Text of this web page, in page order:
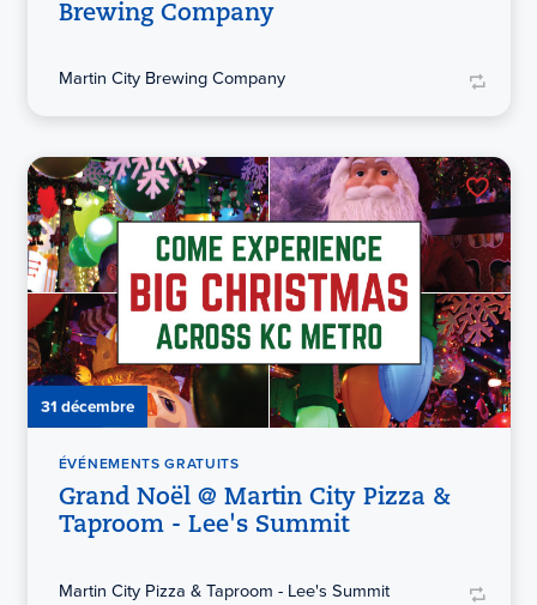
Brewing Company
Martin City Brewing Company
31 décembre
ÉVÉNEMENTS GRATUITS
Grand Noël @ Martin City Pizza &
Taproom - Lee's Summit
Martin City Pizza & Taproom - Lee's Summit